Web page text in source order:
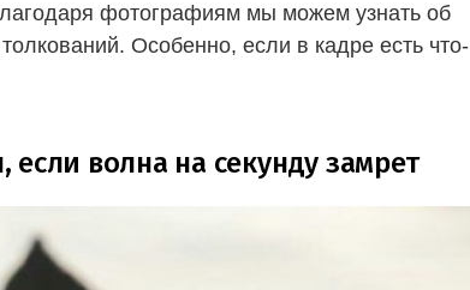
фотографиям мы можем узнать об
Особенно, если в кадре есть что-
если волна на секунду замрет